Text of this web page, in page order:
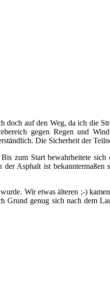
auf den Weg, da ich die
gegen Regen und
Die Sicherheit der
Start bewahrheitete sich
Asphalt ist
Wir etwas älteren ;-)
genug sich nach dem